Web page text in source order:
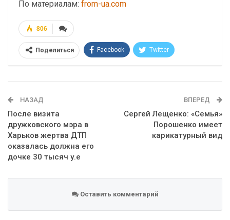
По материалам: from-ua.com
806
Поделиться Facebook Twitter
НАЗАД
После визита
дружковского мэра в
Харьков жертва ДТП
оказалась должна его
дочке 30 тысяч у.е
ВПЕРЕД
Сергей Лещенко: «Семья»
Порошенко имеет
карикатурный вид
Оставить комментарий